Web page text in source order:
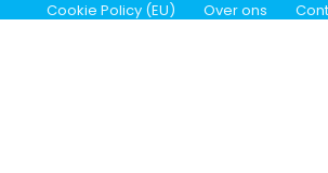
Cookie Policy (EU) Over ons